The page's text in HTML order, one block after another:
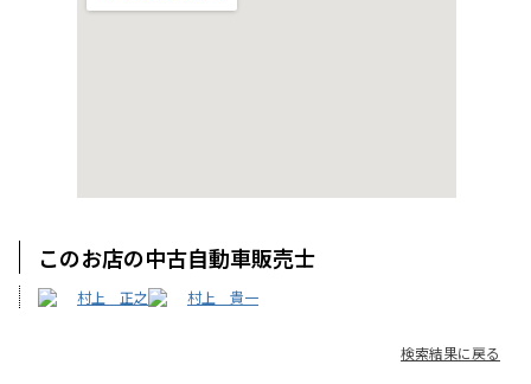
このお店の中古自動車販売士
村上 正之 村上 貴一
検索結果に戻る